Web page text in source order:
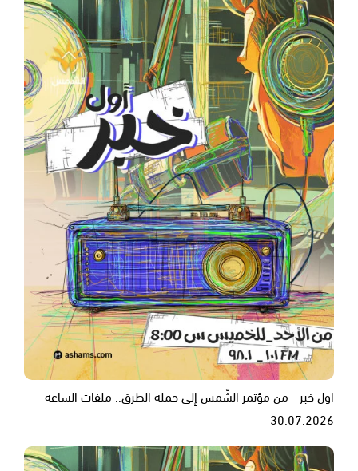
اول خبر - من مؤتمر الشّمس إلى حملة الطرق.. ملفات الساعة -
30.07.2026